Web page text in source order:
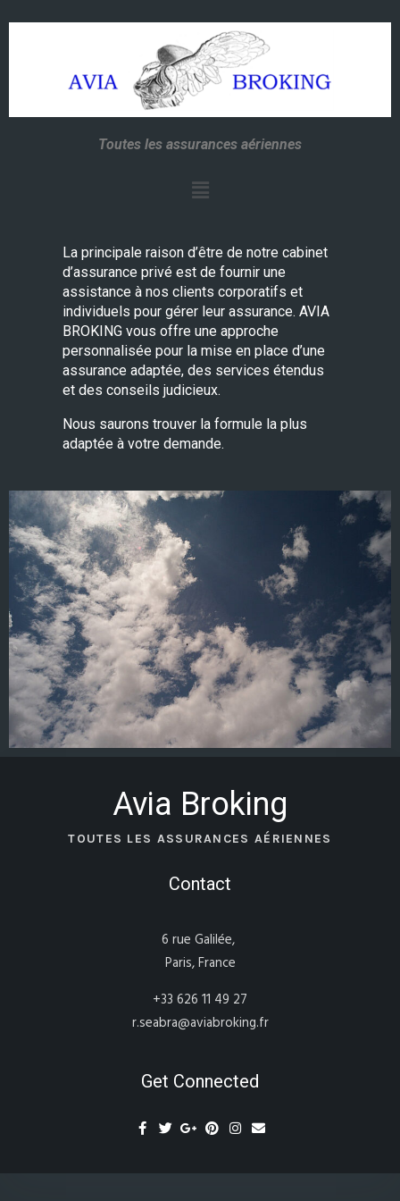
Toutes les assurances aériennes
La principale raison d’être de notre cabinet
d’assurance privé est de fournir une
assistance à nos clients corporatifs et
individuels pour gérer leur assurance. AVIA
BROKING vous offre une approche
personnalisée pour la mise en place d’une
assurance adaptée, des services étendus
et des conseils judicieux.
Nous saurons trouver la formule la plus
adaptée à votre demande.
Avia Broking
TOUTES LES ASSURANCES AÉRIENNES
Contact
6 rue Galilée,
Paris, France
+33 626 11 49 27
r.seabra@aviabroking.fr
Get Connected